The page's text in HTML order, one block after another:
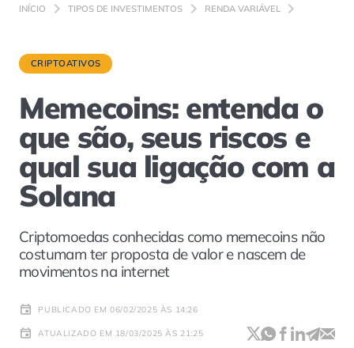
INÍCIO TIPOS DE INVESTIMENTOS RENDA VARIÁVEL
CRIPTOATIVOS
Memecoins: entenda o
que são, seus riscos e
qual sua ligação com a
Solana
Criptomoedas conhecidas como memecoins não
costumam ter proposta de valor e nascem de
movimentos na internet
PUBLICADO EM 06/02/2025 ÀS 14:26
ATUALIZADO EM 18/03/2025 ÀS 21:25